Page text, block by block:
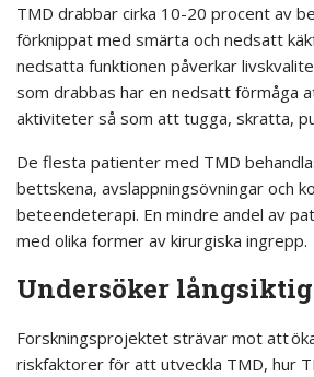
TMD drabbar cirka 10-20 procent av
förknippat med smärta och nedsatt
nedsatta funktionen påverkar
som drabbas har en nedsatt förmåga
aktiviteter så som att tugga, skratta,
De flesta patienter med TMD
bettskena, avslappningsövningar och
beteendeterapi. En mindre andel av
med olika former av kirurgiska ingrepp.
Undersöker
Forskningsprojektet strävar mot att
riskfaktorer för att utveckla TMD, hur